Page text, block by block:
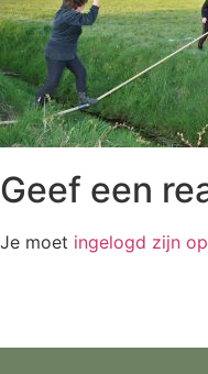
Geef een
Je moet ingelogd zijn op